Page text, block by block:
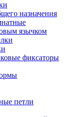
назначения
язычком
фиксаторы
петли